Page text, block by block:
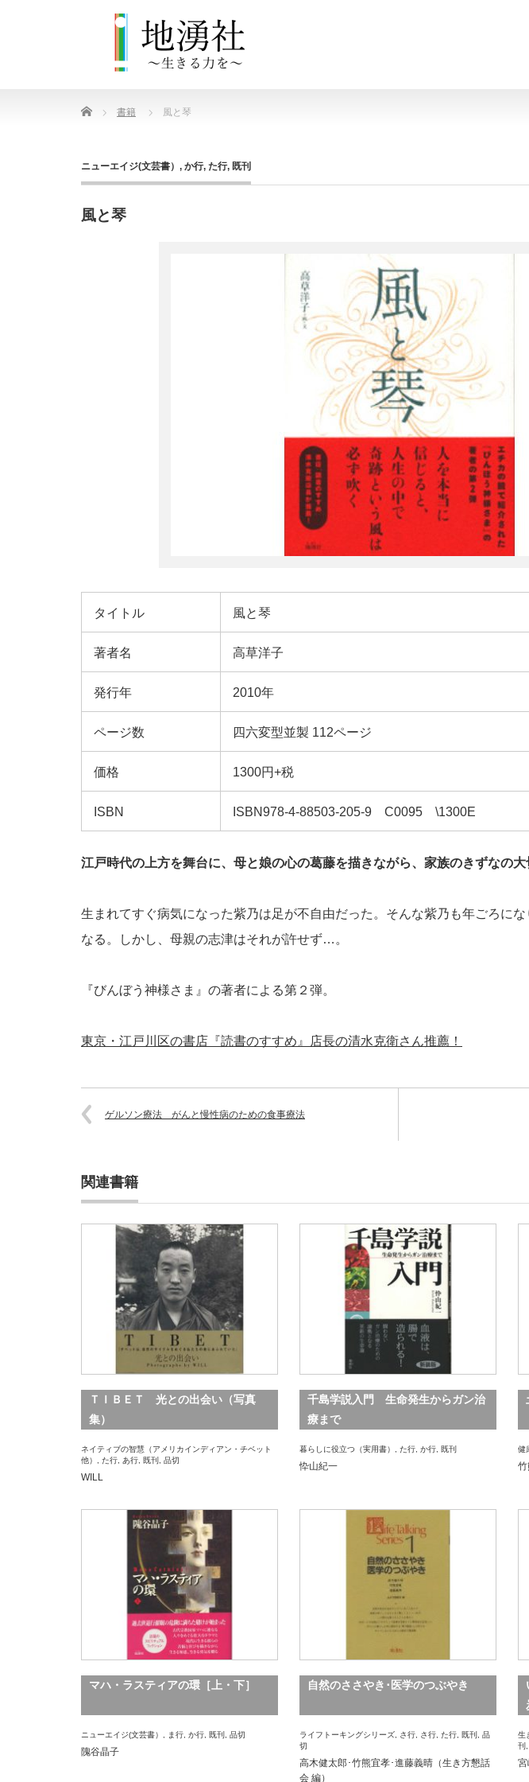
Home 書籍 風と琴
ニューエイジ(文芸書） , か行, た行, 既刊
風と琴
タイトル 風と琴
著者名 高草洋子
発行年 2010年
ページ数 四六変型並製 112ページ
価格 1300円+税
ISBN ISBN978-4-88503-205-9 C0095 \1300E
江戸時代の上方を舞台に、母と娘の心の葛藤を描きながら、家族のきずなの大
生まれてすぐ病気になった紫乃は足が不自由だった。そんな紫乃も年ごろに
なる。しかし、母親の志津はそれが許せず…。
『びんぼう神様さま』の著者による第２弾。
東京・江戸川区の書店『読書のすすめ』店長の清水克衛さん推薦！
ゲルソン療法 がんと慢性病のための食事療法
関連書籍
ＴＩＢＥＴ 光との出会い（写真
集）
ネイティブの智慧（アメリカインディアン・チベット
他） , た行, あ行, 既刊 , 品切
WILL
千島学説入門 生命発生からガン治
療まで
暮らしに役立つ（実用書） , た行, か行, 既刊
忰山紀一
健
マハ・ラスティアの環［上・下］
ニューエイジ(文芸書） , ま行, か行, 既刊 , 品切
隗谷晶子
自然のささやき･医学のつぶやき
ライフトーキングシリーズ, さ行, さ行, た行, 既刊 , 品
切
高木健太郎･竹熊宜孝･進藤義晴（生き方懇話
会 編）
生
刊 ,
宮